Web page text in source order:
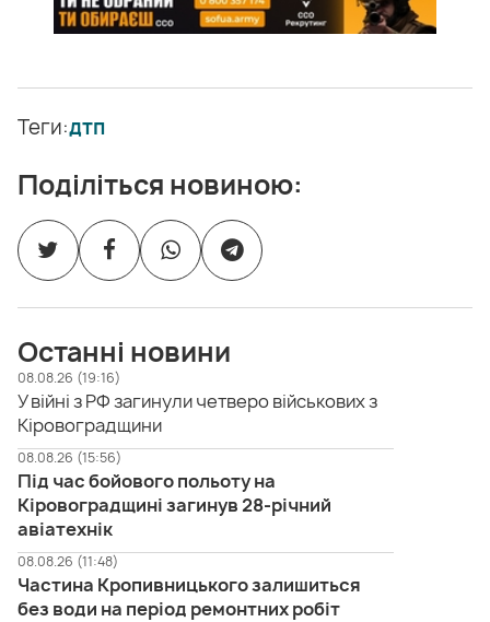
Теги:дтп
Поділіться новиною:
Останні новини
08.08.26 (19:16)
У війні з РФ загинули четверо військових з
Кіровоградщини
08.08.26 (15:56)
Під час бойового польоту на
Кіровоградщині загинув 28-річний
авіатехнік
08.08.26 (11:48)
Частина Кропивницького залишиться
без води на період ремонтних робіт